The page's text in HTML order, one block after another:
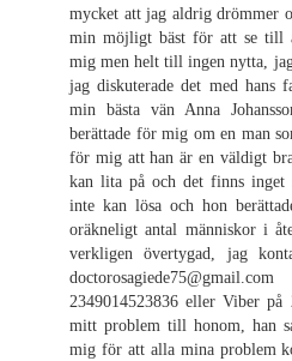
mycket att jag aldrig drömmer
min möjligt bäst för att se till
mig men helt till ingen nytta,
jag diskuterade det med
min bästa vän Anna
berättade för mig om en man
för mig att han är en väldigt
kan lita på och det finns inget
inte kan lösa och hon
oräkneligt antal människor i
verkligen övertygad, jag
2349014523836 eller Viber
mitt problem till honom, han
mig för att alla mina problem